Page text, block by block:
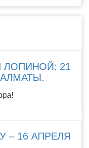
ЛОПИНОЙ: 21
– 16 АПРЕЛЯ